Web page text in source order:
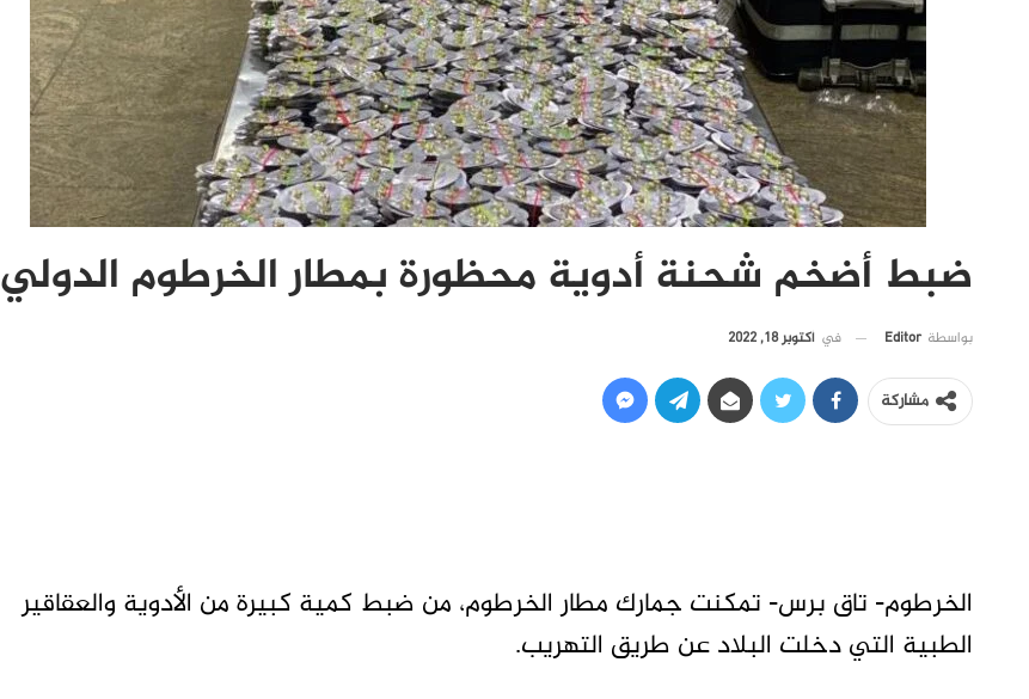
ضبط أضخم شحنة أدوية محظورة بمطار الخرطوم الدولي
بواسطة Editor في أكتوبر 18, 2022
مشاركة
الخرطوم- تاق برس- تمكنت جمارك مطار الخرطوم، من ضبط كمية كبيرة من الأدوية والعقاقير
الطبية التي دخلت البلاد عن طريق التهريب.